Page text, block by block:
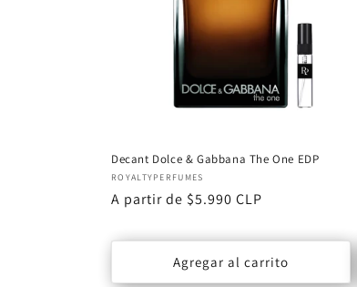
n
:
Decant Dolce & Gabbana The One EDP
Proveedor:
ROYALTYPERFUMES
Precio
A partir de $5.990 CLP
Agregar al carrito